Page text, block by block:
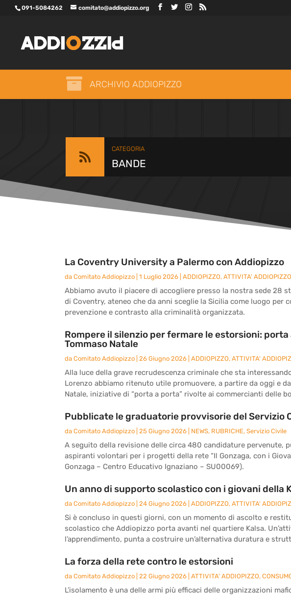
091-5084262 comitato@addiopizzo.org
 ARCHIVIO ADDIOPIZZO

CATEGORIA
BANDE
La Coventry University a Palermo con Addiopizzo
da Comitato Addiopizzo 1 Luglio 2026 ADDIOPIZZO, ATTIVITA' ADDIOPIZZO
Abbiamo avuto il piacere di accogliere presso la nostra sede 28
di Coventry, ateneo che da anni sceglie la Sicilia come luogo per
prevenzione e contrasto alla criminalità organizzata.
Rompere il silenzio per fermare le estorsioni: porta
Tommaso Natale
da Comitato Addiopizzo 26 Giugno 2026 ADDIOPIZZO, ATTIVITA'
Alla luce della grave recrudescenza criminale che sta
Lorenzo abbiamo ritenuto utile promuovere, a partire da oggi e
Natale, iniziative di “porta a porta” rivolte ai commercianti delle
Pubblicate le graduatorie provvisorie del Servizio
da Comitato Addiopizzo 25 Giugno 2026 NEWS, RUBRICHE, Servizio Civile
A seguito della revisione delle circa 480 candidature pervenute,
aspiranti volontari per i progetti della rete “Il Gonzaga, con i
Gonzaga – Centro Educativo Ignaziano – SU00069).
Un anno di supporto scolastico con i giovani della
da Comitato Addiopizzo 24 Giugno 2026 ADDIOPIZZO, ATTIVITA'
Si è concluso in questi giorni, con un momento di ascolto e
scolastico che Addiopizzo porta avanti nel quartiere Kalsa.
l’apprendimento, punta a costruire un’alternativa duratura e
La forza della rete contro le estorsioni
da Comitato Addiopizzo 22 Giugno 2026 ATTIVITA' ADDIOPIZZO,
L’isolamento è una delle armi più efficaci delle organizzazioni